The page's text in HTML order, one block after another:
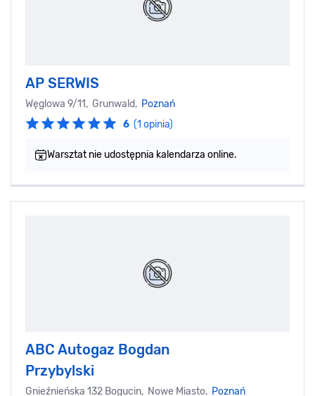
AP SERWIS
Węglowa 9/11, Grunwald, Poznań
6 (1 opinia)
Warsztat nie udostępnia kalendarza online.
ABC Autogaz Bogdan
Przybylski
Gnieźnieńska 132 Bogucin, Nowe Miasto, Poznań